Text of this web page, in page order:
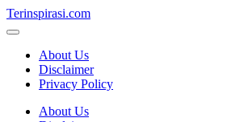
Skip
to
Terinspirasi.com
Inspirasi
TerkiniAbout Us
Disclaimer
Privacy Policy
About Us